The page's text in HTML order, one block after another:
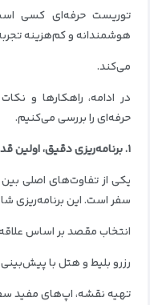
توریست حرفه‌ای کسی
هوشمندانه و کم‌هزینه
می‌کند.
در ادامه، راهکارها و
حرفه‌ای را بررسی می‌کنیم.
۱. برنامه‌ریزی دقیق، اولین قدم حرفه‌ای بودن
یکی از تفاوت‌های اصلی بین
سفر است. این برنامه‌ریزی
انتخاب مقصد بر اساس
رزرو بلیط و هتل با
تهیه نقشه، اپ‌های مفید